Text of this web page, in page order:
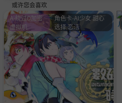
或许您会喜欢
A-绕过D加密
虚拟机
角色卡-AI少女 甜心
选择 恋活